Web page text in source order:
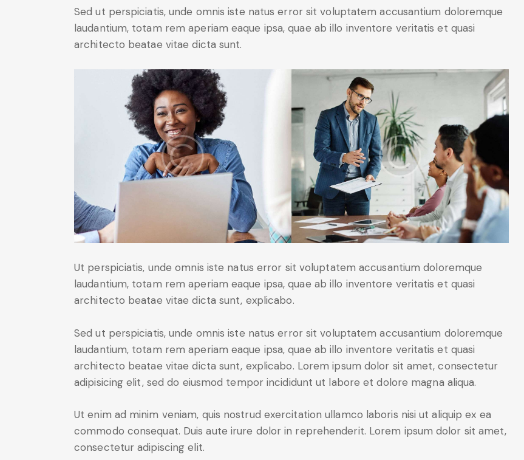
Sed ut perspiciatis, unde omnis iste natus error sit voluptatem accusantium doloremque
laudantium, totam rem aperiam eaque ipsa, quae ab illo inventore veritatis et quasi
architecto beatae vitae dicta sunt.
Ut perspiciatis, unde omnis iste natus error sit voluptatem accusantium doloremque
laudantium, totam rem aperiam eaque ipsa, quae ab illo inventore veritatis et quasi
architecto beatae vitae dicta sunt, explicabo.
Sed ut perspiciatis, unde omnis iste natus error sit voluptatem accusantium doloremque
laudantium, totam rem aperiam eaque ipsa, quae ab illo inventore veritatis et quasi
architecto beatae vitae dicta sunt, explicabo. Lorem ipsum dolor sit amet, consectetur
adipisicing elit, sed do eiusmod tempor incididunt ut labore et dolore magna aliqua.
Ut enim ad minim veniam, quis nostrud exercitation ullamco laboris nisi ut aliquip ex ea
commodo consequat. Duis aute irure dolor in reprehenderit. Lorem ipsum dolor sit amet,
consectetur adipiscing elit.